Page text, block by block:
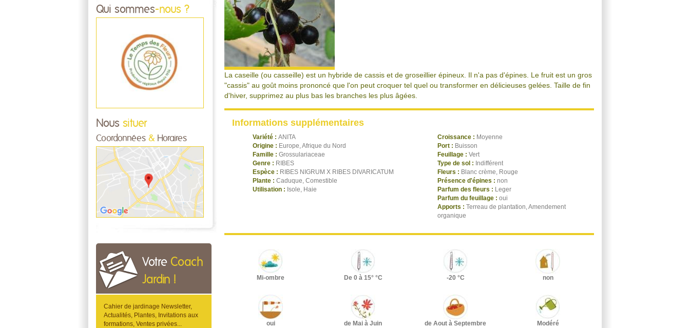
Qui sommes-nous ?
Nous situer
Coordonnées & Horaires
Votre Coach
Jardin !
Cahier de jardinage Newsletter,
Actualités, Plantes, Invitations aux
formations, Ventes privées...
La caseille (ou casseille) est un hybride de cassis et de groseillier épineux. Il n'a pas d'épines. Le fruit est un gros
"cassis" au goût moins prononcé que l'on peut croquer tel quel ou transformer en délicieuses gelées. Taille de fin
d'hiver, supprimez au plus bas les branches les plus âgées.
Informations supplémentaires
Variété : ANITA
Origine : Europe, Afrique du Nord
Famille : Grossulariaceae
Genre : RIBES
Espèce : RIBES NIGRUM X RIBES DIVARICATUM
Plante : Caduque, Comestible
Utilisation : Isole, Haie
Croissance : Moyenne
Port : Buisson
Feuillage : Vert
Type de sol : Indifférent
Fleurs : Blanc crème, Rouge
Présence d'épines : non
Parfum des fleurs : Leger
Parfum du feuillage : oui
Apports : Terreau de plantation, Amendement
organique
Mi-ombre De 0 à 15° °C -20 °C non
oui de Mai à Juin de Aout à Septembre Modéré